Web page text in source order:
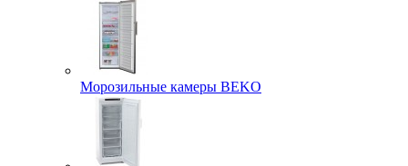
Морозильные камеры BEKO